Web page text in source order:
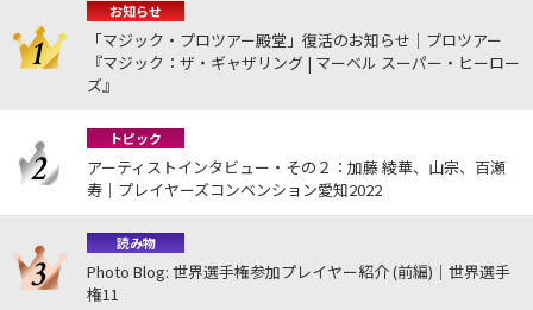
お知らせ
「マジック・プロツアー殿堂」復活のお知らせ｜プロツアー
『マジック：ザ・ギャザリング | マーベル スーパー・ヒーロー
ズ』
トピック
アーティストインタビュー・その２：加藤 綾華、山宗、百瀬
寿｜プレイヤーズコンベンション愛知2022
読み物
Photo Blog: 世界選手権参加プレイヤー紹介 (前編)｜世界選手
権11